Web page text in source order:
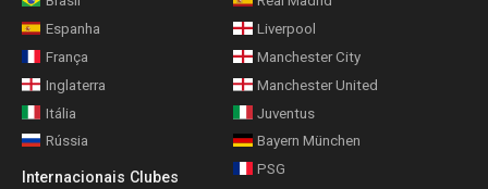
Espanha
França
Inglaterra
Itália
Rússia
Internacionais Clubes
Liverpool
Manchester City
Manchester United
Juventus
Bayern München
PSG